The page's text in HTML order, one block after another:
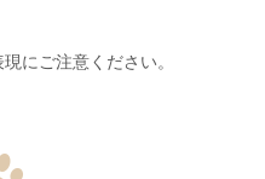
にご注意ください。